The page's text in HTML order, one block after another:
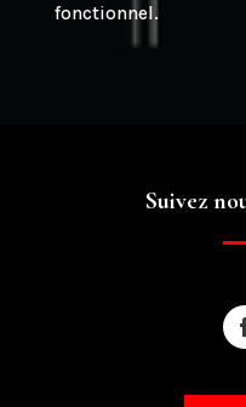
fonctionnel.
Suivez